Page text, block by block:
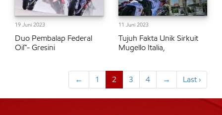
19 Juni 2023
Duo Pembalap Federal
Oil™- Gresini
11 Juni 2023
Tujuh Fakta Unik Sirkuit
Mugello Italia,
← 1 2 3 4 → Last ›